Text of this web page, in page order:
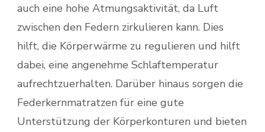
auch eine hohe Atmungsaktivität, da Luft
zwischen den Federn zirkulieren kann. Dies
hilft, die Körperwärme zu regulieren und hilft
dabei, eine angenehme Schlaftemperatur
aufrechtzuerhalten. Darüber hinaus sorgen die
Federkernmatratzen für eine gute
Unterstützung der Körperkonturen und bieten